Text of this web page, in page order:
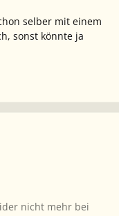
selber mit einem
sonst könnte ja
nicht mehr bei